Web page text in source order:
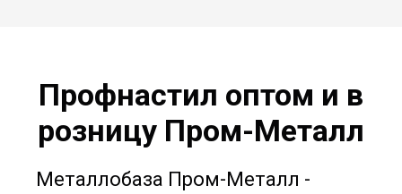
Профнастил оптом и в
розницу Пром-Металл
Металлобаза Пром-Металл -